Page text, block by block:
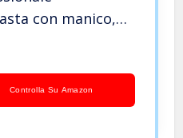
con manico,
manico in
Controlla Su Amazon